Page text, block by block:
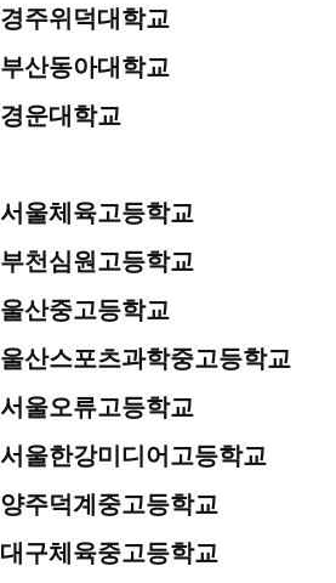
경주위덕대학교
부산동아대학교
경운대학교
서울체육고등학교
부천심원고등학교
울산중고등학교
울산스포츠과학중고등학교
서울오류고등학교
서울한강미디어고등학교
양주덕계중고등학교
대구체육중고등학교